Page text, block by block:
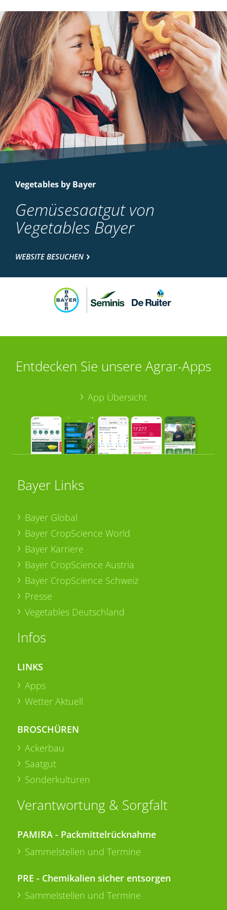
Vegetables by Bayer
Gemüsesaatgut von
Vegetables Bayer
WEBSITE BESUCHEN
Entdecken Sie unsere Agrar-Apps
App Übersicht
Bayer Links
Bayer Global
Bayer CropScience World
Bayer Karriere
Bayer CropScience Austria
Bayer CropScience Schweiz
Presse
Vegetables Deutschland
Infos
LINKS
Apps
Wetter Aktuell
BROSCHÜREN
Ackerbau
Saatgut
Sonderkulturen
Verantwortung & Sorgfalt
PAMIRA - Packmittelrücknahme
Sammelstellen und Termine
PRE - Chemikalien sicher entsorgen
Sammelstellen und Termine